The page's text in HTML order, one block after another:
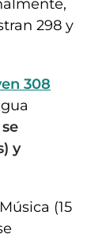
298 y
308
y
(15